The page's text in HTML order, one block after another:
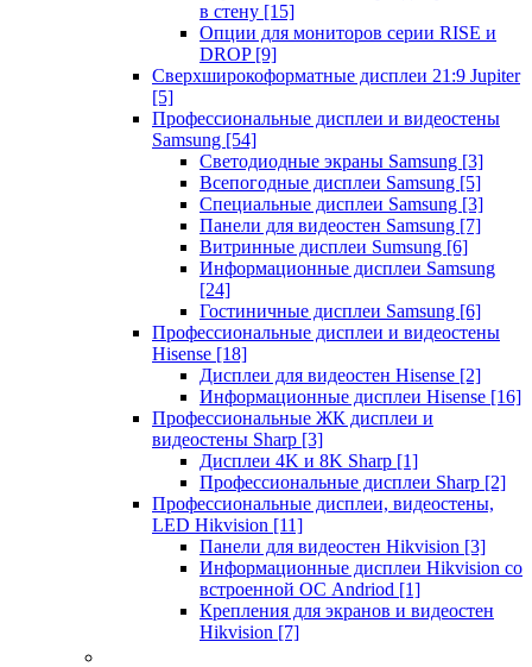
в стену [15]
Опции для мониторов серии RISE и
DROP [9]
Сверхширокоформатные дисплеи 21:9 Jupiter
[5]
Профессиональные дисплеи и видеостены
Samsung [54]
Светодиодные экраны Samsung [3]
Всепогодные дисплеи Samsung [5]
Специальные дисплеи Samsung [3]
Панели для видеостен Samsung [7]
Витринные дисплеи Sumsung [6]
Информационные дисплеи Samsung
[24]
Гостиничные дисплеи Samsung [6]
Профессиональные дисплеи и видеостены
Hisense [18]
Дисплеи для видеостен Hisense [2]
Информационные дисплеи Hisense [16]
Профессиональные ЖК дисплеи и
видеостены Sharp [3]
Дисплеи 4K и 8K Sharp [1]
Профессиональные дисплеи Sharp [2]
Профессиональные дисплеи, видеостены,
LED Hikvision [11]
Панели для видеостен Hikvision [3]
Информационные дисплеи Hikvision со
встроенной ОС Andriod [1]
Крепления для экранов и видеостен
Hikvision [7]